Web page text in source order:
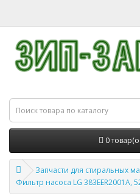
0
Запчасти для стиральных
Фильтр насоса LG 383EER2001A,